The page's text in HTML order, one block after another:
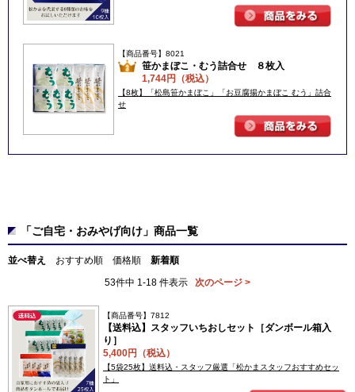
【商品番号】8021
笹かまぼこ・むう詰合せ ８枚入
1,744円（税込）
【8枚】「松島笹かまぼこ」「お豆腐揚かまぼこ むう」詰合
せ
「ご自宅・おみやげ向け」商品一覧
並べ替え おすすめ順 価格順
新着順
53件中 1-18 件表示 次のページ >
【商品番号】7812
【送料込】スタッフいちおしセット［ダンボール箱入
り］
5,400円（税込）
【5袋25枚】送料込・スタッフ厳選「松かまスタッフおすすめセッ
ト」